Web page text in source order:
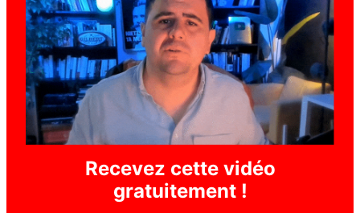
Recevez cette vidéo
gratuitement !